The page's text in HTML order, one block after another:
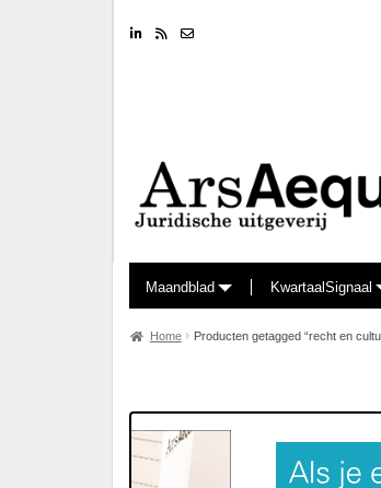
LinkedinRSS feed
Maandblad KwartaalSignaal
Home Producten getagged “recht en